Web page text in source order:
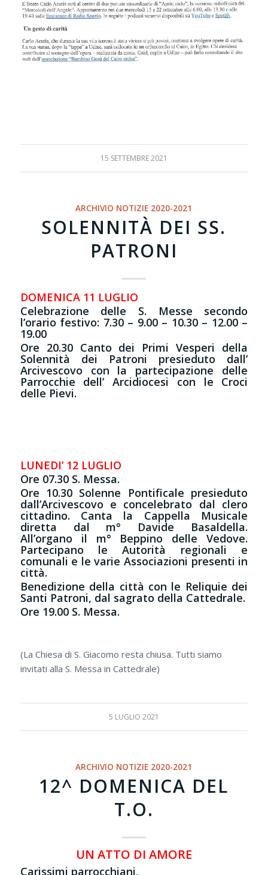
15 SETTEMBRE 2021
ARCHIVIO NOTIZIE 2020-2021
SOLENNITÀ DEI SS.
PATRONI
DOMENICA 11 LUGLIO
Celebrazione delle S. Messe secondo
l’orario festivo: 7.30 – 9.00 – 10.30 – 12.00 –
19.00
Ore 20.30 Canto dei Primi Vesperi della
Solennità dei Patroni presieduto dall’
Arcivescovo con la partecipazione delle
Parrocchie dell’ Arcidiocesi con le Croci
delle Pievi.
LUNEDI’ 12 LUGLIO
Ore 07.30 S. Messa.
Ore 10.30 Solenne Pontificale presieduto
dall’Arcivescovo e concelebrato dal clero
cittadino. Canta la Cappella Musicale
diretta dal m° Davide Basaldella.
All’organo il m° Beppino delle Vedove.
Partecipano le Autorità regionali e
comunali e le varie Associazioni presenti in
città.
Benedizione della città con le Reliquie dei
Santi Patroni, dal sagrato della Cattedrale.
Ore 19.00 S. Messa.
(La Chiesa di S. Giacomo resta chiusa. Tutti siamo
invitati alla S. Messa in Cattedrale)
5 LUGLIO 2021
ARCHIVIO NOTIZIE 2020-2021
12^ DOMENICA DEL
T.O.
UN ATTO DI AMORE
Carissimi parrocchiani,